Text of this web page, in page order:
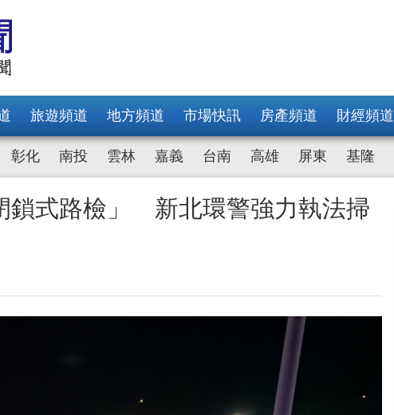
旅遊頻道 地方頻道 市場快訊 房產頻道 財經頻道
彰化 南投 雲林 嘉義 台南 高雄 屏東 基隆
鎖式路檢」 新北環警強力執法掃